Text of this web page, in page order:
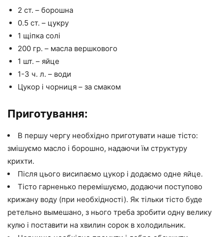
2 ст. – борошна
0.5 ст. – цукру
1 щіпка солі
200 гр. – масла вершкового
1 шт. – яйце
1-3 ч. л. – води
Цукор і чорниця – за смаком
Приготування:
В першу чергу необхідно приготувати наше тісто:
змішуємо масло і борошно, надаючи їм структуру
крихти.
Після цього висипаємо цукор і додаємо одне яйце.
Тісто гарненько перемішуємо, додаючи поступово
крижану воду (при необхідності). Як тільки тісто буде
ретельно вымешано, з нього треба зробити одну велику
кулю і поставити на хвилин сорок в холодильник.